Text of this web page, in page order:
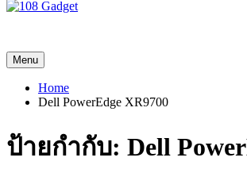
Menu
Home
Dell PowerEdge XR9700
ป้ายกำกับ: Dell